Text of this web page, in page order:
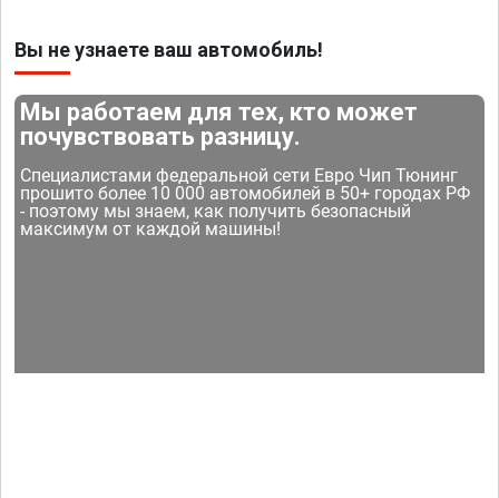
Вы не узнаете ваш автомобиль!
Мы работаем для тех, кто может
почувствовать разницу.
Специалистами федеральной сети Евро Чип Тюнинг
прошито более 10 000 автомобилей в 50+ городах РФ
- поэтому мы знаем, как получить безопасный
максимум от каждой машины!